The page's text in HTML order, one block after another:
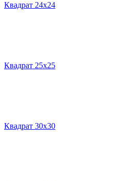
Квадрат 24х24
Квадрат 25х25
Квадрат 30х30